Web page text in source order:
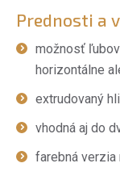
Prednosti a
možnosť
horizontálne
extrudovaný
vhodná aj do
farebná verzia